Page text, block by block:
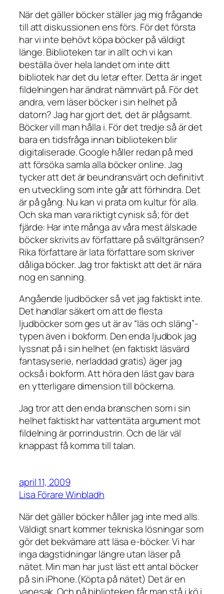
När det gäller böcker ställer jag mig frågande
till att diskussionen ens förs. För det första
har vi inte behövt köpa böcker på väldigt
länge. Biblioteken tar in allt och vi kan
beställa över hela landet om inte ditt
bibliotek har det du letar efter. Detta är inget
fildelningen har ändrat nämnvärt på. För det
andra, vem läser böcker i sin helhet på
datorn? Jag har gjort det, det är plågsamt.
Böcker vill man hålla i. För det tredje så är det
bara en tidsfråga innan biblioteken blir
digitaliserade. Google håller redan på med
att försöka samla alla böcker online. Jag
tycker att det är beundransvärt och definitivt
en utveckling som inte går att förhindra. Det
är på gång. Nu kan vi prata om kultur för alla.
Och ska man vara riktigt cynisk så; för det
fjärde: Har inte många av våra mest älskade
böcker skrivits av författare på svältgränsen?
Rika författare är lata författare som skriver
dåliga böcker. Jag tror faktiskt att det är nära
nog en sanning.
Angående ljudböcker så vet jag faktiskt inte.
Det handlar säkert om att de flesta
ljudböcker som ges ut är av “läs och släng”-
typen även i bokform. Den enda ljudbok jag
lyssnat på i sin helhet (en faktiskt läsvärd
fantasyserie, nerladdad gratis) äger jag
också i bokform. Att höra den läst gav bara
en ytterligare dimension till böckerna.
Jag tror att den enda branschen som i sin
helhet faktiskt har vattentäta argument mot
fildelning är porrindustrin. Och de lär väl
knappast få komma till talan.
april 11, 2009
Lisa Förare Winbladh
När det gäller böcker håller jag inte med alls.
Väldigt snart kommer tekniska lösningar som
gör det bekvämare att läsa e-böcker. Vi har
inga dagstidningar längre utan läser på
nätet. Min man har just läst ett antal böcker
på sin iPhone.(Köpta på nätet) Det är en
vanesak. Och på biblioteken får man stå i kö i